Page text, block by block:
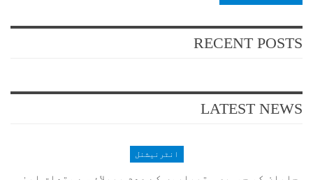
RECENT POSTS
LATEST NEWS
انٹرنیشنل